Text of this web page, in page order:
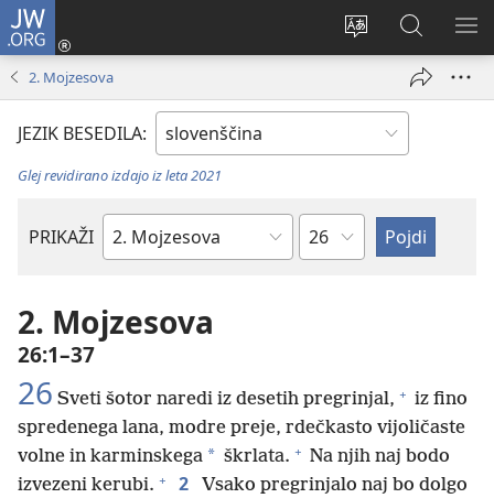
JW.ORG
Spremeni
spletnega
mesta
Prijava
(odpre
Iskanje
po
JW.ORG
2. Mojzesova
JEZIK BESEDILA:
Glej revidirano izdajo iz leta 2021
PRIKAŽI
Po
knjigi
Poglavje
2. Mojzesova
26:1–37
26 Sveti šotor naredi iz desetih pregrinjal, + iz fino
spredenega lana, modre preje, rdečkasto vijoličaste
volne in karminskega * škrlata. + Na njih naj bodo
izvezeni kerubi. + 2
Vsako pregrinjalo naj bo dolgo